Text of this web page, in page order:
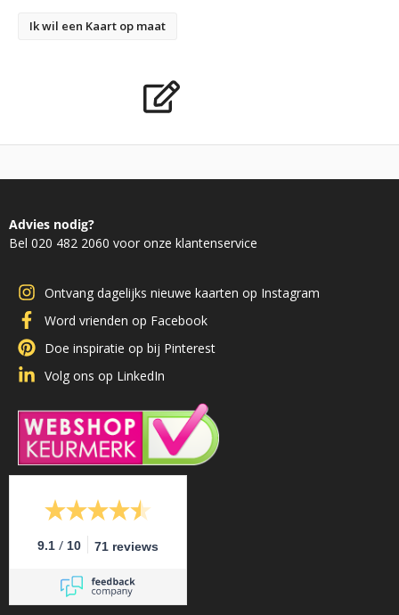
Ik wil een Kaart op maat
Advies nodig?
Bel 020 482 2060 voor onze klantenservice
Ontvang dagelijks nieuwe kaarten op Instagram
Word vrienden op Facebook
Doe inspiratie op bij Pinterest
Volg ons op LinkedIn
9.1 / 10 71 reviews